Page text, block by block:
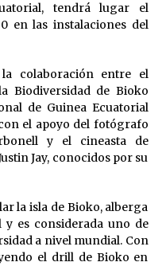
Malabo vibra con la danza
en las principales
Grammy 2025
2025
tendrá lugar el
en las instalaciones del
colaboración entre el
Biodiversidad de Bioko
de Guinea Ecuatorial
el apoyo del fotógrafo
y el cineasta de
Jay, conocidos por su
la isla de Bioko, alberga
y es considerada uno de
a nivel mundial. Con
el drill de Bioko en